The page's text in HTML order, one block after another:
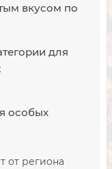
вкусом по
для
особых
от региона